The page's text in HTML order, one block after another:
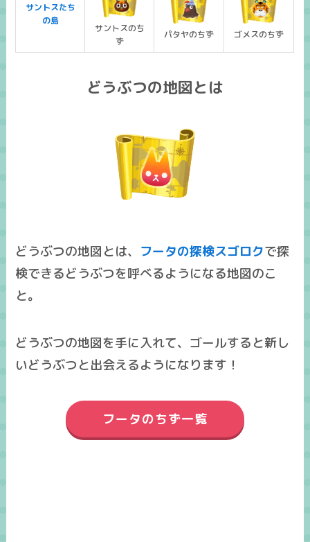
サントスたち
の島
サントスのち
ず
パタヤのちず ゴメスのちず
どうぶつの地図とは
どうぶつの地図とは、 フータの探検スゴロクで探
検できるどうぶつを呼べるようになる地図のこ
と。
どうぶつの地図を手に入れて、ゴールすると新し
いどうぶつと出会えるようになります！
フータのちず一覧